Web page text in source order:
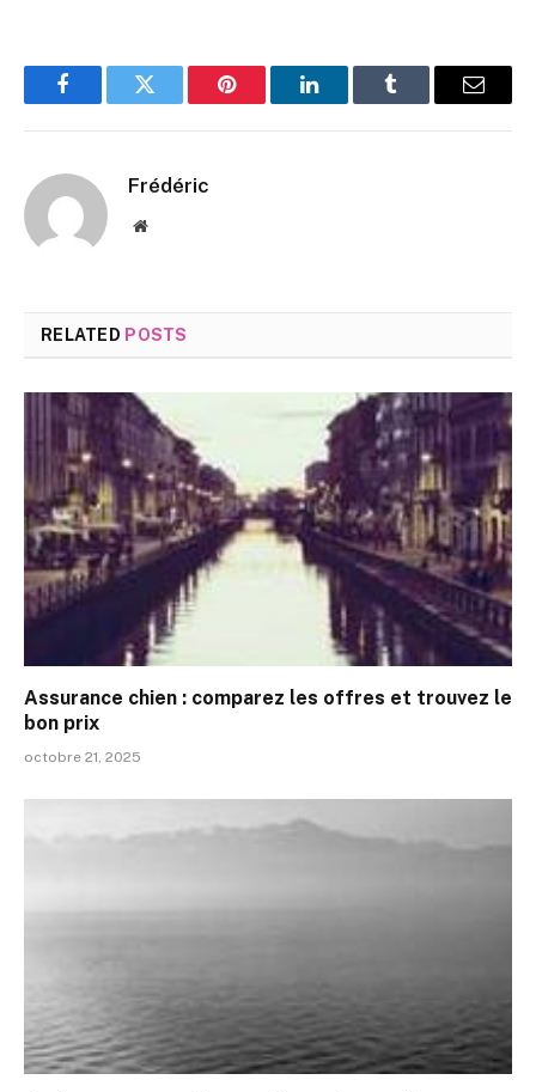
FacebookTwitter Pinterest LinkedInTumblr Email
Frédéric
Website
RELATED POSTS
Assurance chien : comparez les offres et trouvez le
bon prix
octobre 21, 2025